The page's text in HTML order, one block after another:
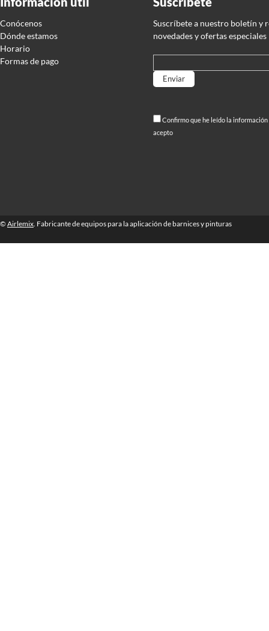
Conócenos
Dónde estamos
Horario
Formas de pago
Suscríbete a nuestro boletín y
novedades y ofertas especiales
Confirmo que he leído la
acepto
© Airlemix. Fabricante de equipos para la aplicación de barnices y pinturas